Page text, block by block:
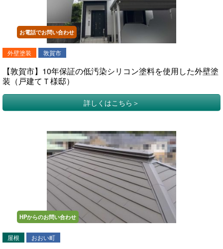
お電話でお問い合わせ
外壁塗装 敦賀市
【敦賀市】10年保証の低汚染シリコン塗料を使用した外壁塗
装（戸建てＴ様邸）
詳しくはこちら
HPからのお問い合わせ
屋根 おおい町